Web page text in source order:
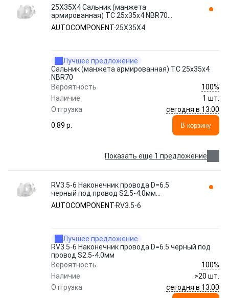
25Х35Х4 Сальник (манжета
армированная) TC 25х35х4 NBR70
AUTOCOMPONENT
AUTOCOMPONENT 25Х35Х4
Лучшее предложение
Сальник (манжета армированная) TC 25х35х4
NBR70
Вероятность
100%
Наличие
1 шт.
Отгрузка
сегодня в 13:00
0.89 p.
В корзину
Показать еще 1 предложение
RV3.5-6 Наконечник провода D=6.5
черный под провод S2.5-4.0мм
AUTOCOMPONENT
AUTOCOMPONENT RV3.5-6
Лучшее предложение
RV3.5-6 Наконечник провода D=6.5 черный под
провод S2.5-4.0мм
Вероятность
100%
Наличие
>20 шт.
Отгрузка
сегодня в 13:00